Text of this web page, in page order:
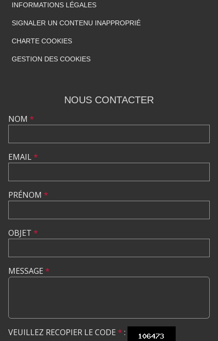
INFORMATIONS LÉGALES
SIGNALER UN CONTENU INAPPROPRIÉ
CHARTE COOKIES
GESTION DES COOKIES
NOUS CONTACTER
NOM *
EMAIL*
PRÉNOM *
OBJET *
MESSAGE *
VEUILLEZ RECOPIER LE CODE * :